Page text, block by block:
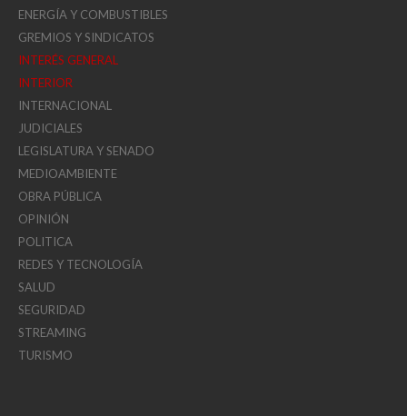
ENERGÍA Y COMBUSTIBLES
GREMIOS Y SINDICATOS
INTERÉS GENERAL
INTERIOR
INTERNACIONAL
JUDICIALES
LEGISLATURA Y SENADO
MEDIOAMBIENTE
OBRA PÚBLICA
OPINIÓN
POLITICA
REDES Y TECNOLOGÍA
SALUD
SEGURIDAD
STREAMING
TURISMO